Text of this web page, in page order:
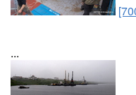
...